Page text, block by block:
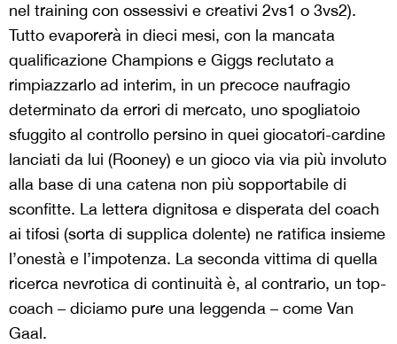
nel training con ossessivi e creativi 2vs1 o 3vs2).
Tutto evaporerà in dieci mesi, con la mancata
qualificazione Champions e Giggs reclutato a
rimpiazzarlo ad interim, in un precoce naufragio
determinato da errori di mercato, uno spogliatoio
sfuggito al controllo persino in quei giocatori-cardine
lanciati da lui (Rooney) e un gioco via via più involuto
alla base di una catena non più sopportabile di
sconfitte. La lettera dignitosa e disperata del coach
ai tifosi (sorta di supplica dolente) ne ratifica insieme
l’onestà e l’impotenza. La seconda vittima di quella
ricerca nevrotica di continuità è, al contrario, un top-
coach – diciamo pure una leggenda – come Van
Gaal.